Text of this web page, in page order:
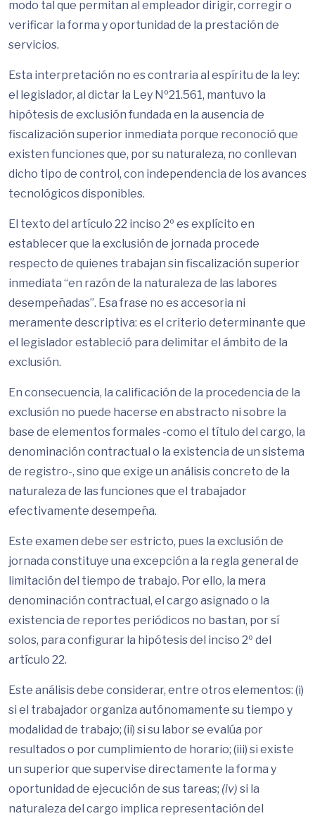
modo tal que permitan al empleador dirigir, corregir o
verificar la forma y oportunidad de la prestación de
servicios.
Esta interpretación no es contraria al espíritu de la ley:
el legislador, al dictar la Ley Nº21.561, mantuvo la
hipótesis de exclusión fundada en la ausencia de
fiscalización superior inmediata porque reconoció que
existen funciones que, por su naturaleza, no conllevan
dicho tipo de control, con independencia de los avances
tecnológicos disponibles.
El texto del artículo 22 inciso 2º es explícito en
establecer que la exclusión de jornada procede
respecto de quienes trabajan sin fiscalización superior
inmediata “en razón de la naturaleza de las labores
desempeñadas”. Esa frase no es accesoria ni
meramente descriptiva: es el criterio determinante que
el legislador estableció para delimitar el ámbito de la
exclusión.
En consecuencia, la calificación de la procedencia de la
exclusión no puede hacerse en abstracto ni sobre la
base de elementos formales -como el título del cargo, la
denominación contractual o la existencia de un sistema
de registro-, sino que exige un análisis concreto de la
naturaleza de las funciones que el trabajador
efectivamente desempeña.
Este examen debe ser estricto, pues la exclusión de
jornada constituye una excepción a la regla general de
limitación del tiempo de trabajo. Por ello, la mera
denominación contractual, el cargo asignado o la
existencia de reportes periódicos no bastan, por sí
solos, para configurar la hipótesis del inciso 2º del
artículo 22.
Este análisis debe considerar, entre otros elementos: (i)
si el trabajador organiza autónomamente su tiempo y
modalidad de trabajo; (ii) si su labor se evalúa por
resultados o por cumplimiento de horario; (iii) si existe
un superior que supervise directamente la forma y
oportunidad de ejecución de sus tareas; (iv) si la
naturaleza del cargo implica representación del